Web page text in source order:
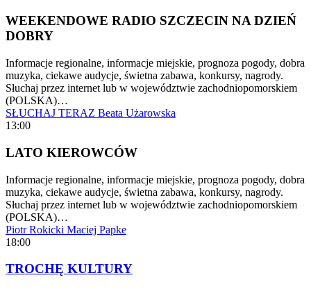
WEEKENDOWE RADIO SZCZECIN NA DZIEŃ
DOBRY
Informacje regionalne, informacje miejskie, prognoza pogody, dobra
muzyka, ciekawe audycje, świetna zabawa, konkursy, nagrody.
Słuchaj przez internet lub w województwie zachodniopomorskiem
(POLSKA)…
SŁUCHAJ TERAZ Beata Użarowska
13:00
LATO KIEROWCÓW
Informacje regionalne, informacje miejskie, prognoza pogody, dobra
muzyka, ciekawe audycje, świetna zabawa, konkursy, nagrody.
Słuchaj przez internet lub w województwie zachodniopomorskiem
(POLSKA)…
Piotr Rokicki Maciej Papke
18:00
TROCHĘ KULTURY